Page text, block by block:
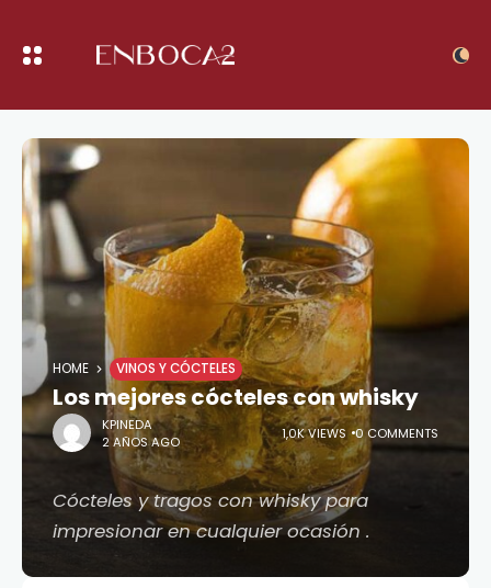
HOME VINOS Y CÓCTELES
Los mejores cócteles con whisky
KPINEDA
2 AÑOS AGO
1,0K VIEWS 0 COMMENTS
Cócteles y tragos con whisky para
impresionar en cualquier ocasión .